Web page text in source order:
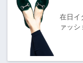
在日イ
ァッ